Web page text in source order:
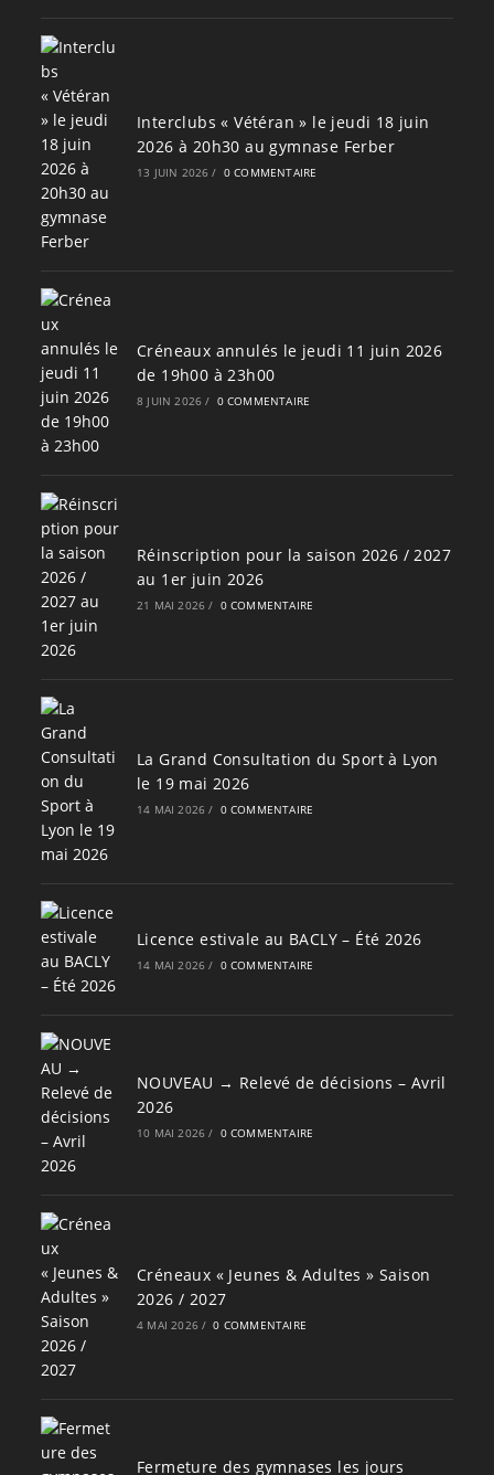
Interclubs « Vétéran » le jeudi 18 juin
2026 à 20h30 au gymnase Ferber
13 JUIN 2026 / 0 COMMENTAIRE
Créneaux annulés le jeudi 11 juin 2026
de 19h00 à 23h00
8 JUIN 2026 / 0 COMMENTAIRE
Réinscription pour la saison 2026 / 2027
au 1er juin 2026
21 MAI 2026 / 0 COMMENTAIRE
La Grand Consultation du Sport à Lyon
le 19 mai 2026
14 MAI 2026 / 0 COMMENTAIRE
Licence estivale au BACLY – Été 2026
14 MAI 2026 / 0 COMMENTAIRE
NOUVEAU → Relevé de décisions – Avril
2026
10 MAI 2026 / 0 COMMENTAIRE
Créneaux « Jeunes & Adultes » Saison
2026 / 2027
4 MAI 2026 / 0 COMMENTAIRE
Fermeture des gymnases les jours